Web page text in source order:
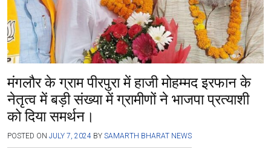
मंगलौर के ग्राम पीरपुरा में हाजी मोहम्मद इरफान के
नेतृत्व में बड़ी संख्या में ग्रामीणों ने भाजपा प्रत्याशी
को दिया समर्थन।
POSTED ON JULY 7, 2024 BY SAMARTH BHARAT NEWS